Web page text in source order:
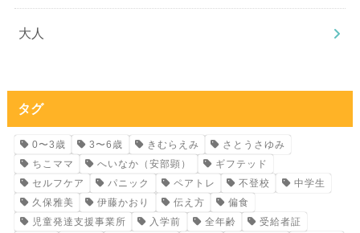
大人
タグ
0〜3歳 3〜6歳 きむらえみ
さとうさゆみ
ちこママ
へいなか（安部顕）
ギフテッド
セルフケア
パニック ペアトレ 不登校
中学生
久保雅美
伊藤かおり 伝え方
偏食
児童発達支援事業所
入学前 全年齢
受給者証